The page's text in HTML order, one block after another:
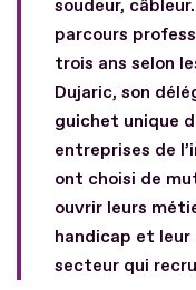
soudeur,
parcours
trois ans selon
Dujaric, son
guichet unique
entreprises de
ont choisi de
ouvrir leurs
handicap et
secteur qui